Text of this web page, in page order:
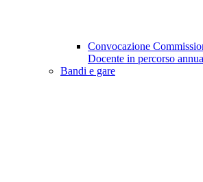
Convocazione
Docente in percorso
Bandi e gare